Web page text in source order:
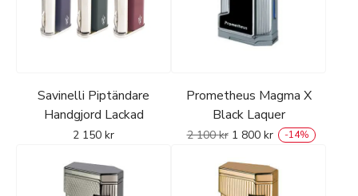
Savinelli Piptändare
Handgjord Lackad
2 150 kr
Prometheus Magma X
Black Laquer
2 100kr 1 800 kr -14%